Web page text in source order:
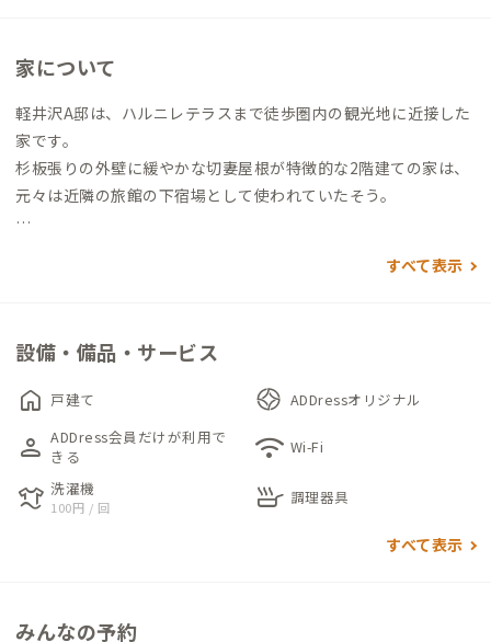
家について
軽井沢A邸は、ハルニレテラスまで徒歩圏内の観光地に近接した
家です。
杉板張りの外壁に緩やかな切妻屋根が特徴的な2階建ての家は、
元々は近隣の旅館の下宿場として使われていたそう。
め、夏場は近隣の駐車場は停められないほどの混雑ぶりです
玄関に入ると、目の前には杉板貼りのロッジ風の空間が広がりま
す。
避暑地らしいそのしつらえに、思わず都会の喧騒から離れた安
心感・安堵感を覚えます。
左手のリビングダイニングには、6人掛けの大きなダイニングテ
ーブルに、可愛らしい木製ライトシェルフ、えんじ色のカーテン
の食材を買ってきて、ここで調理し、大勢で食事会をするのもお
すべて表示
設備・備品・サービス
home 戸建て ADDressオリジナル
person ADDress会員だけが利用で
きる
wifi Wi-Fi
laundry 洗濯機
100円 / 回 skillet 調理器具
すべて表示
みんなの予約